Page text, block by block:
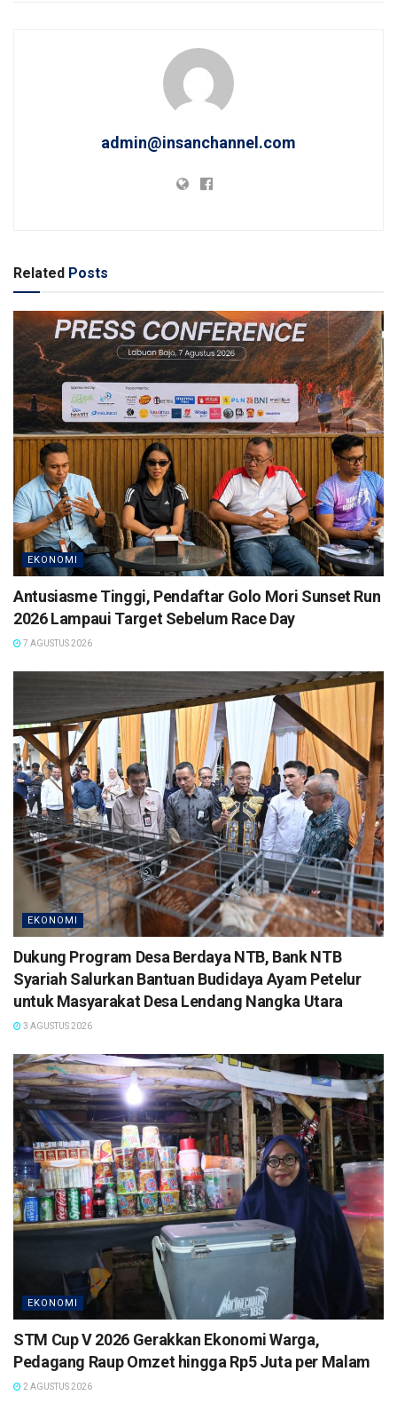
admin@insanchannel.com
Related Posts
EKONOMI
Antusiasme Tinggi, Pendaftar Golo Mori Sunset Run
2026 Lampaui Target Sebelum Race Day
7 AGUSTUS 2026
EKONOMI
Dukung Program Desa Berdaya NTB, Bank NTB
Syariah Salurkan Bantuan Budidaya Ayam Petelur
untuk Masyarakat Desa Lendang Nangka Utara
3 AGUSTUS 2026
EKONOMI
STM Cup V 2026 Gerakkan Ekonomi Warga,
Pedagang Raup Omzet hingga Rp5 Juta per Malam
2 AGUSTUS 2026